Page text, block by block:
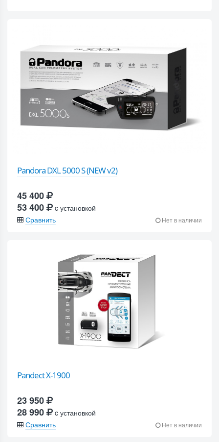
Pandora DXL 5000 S (NEW v2)
45 400
53 400
c установкой
Сравнить
Нет в наличии
Pandect X-1900
23 950
28 990
c установкой
Сравнить
Нет в наличии